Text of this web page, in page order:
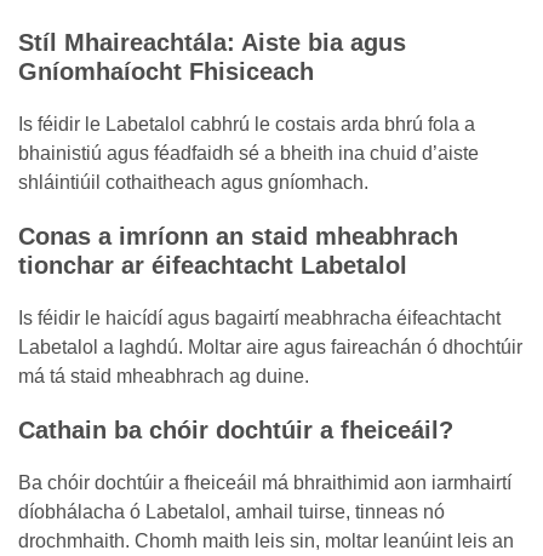
Stíl Mhaireachtála: Aiste bia agus
Gníomhaíocht Fhisiceach
Is féidir le Labetalol cabhrú le costais arda bhrú fola a
bhainistiú agus féadfaidh sé a bheith ina chuid d’aiste
shláintiúil cothaitheach agus gníomhach.
Conas a imríonn an staid mheabhrach
tionchar ar éifeachtacht Labetalol
Is féidir le haicídí agus bagairtí meabhracha éifeachtacht
Labetalol a laghdú. Moltar aire agus faireachán ó dhochtúir
má tá staid mheabhrach ag duine.
Cathain ba chóir dochtúir a fheiceáil?
Ba chóir dochtúir a fheiceáil má bhraithimid aon iarmhairtí
díobhálacha ó Labetalol, amhail tuirse, tinneas nó
drochmhaith. Chomh maith leis sin, moltar leanúint leis an